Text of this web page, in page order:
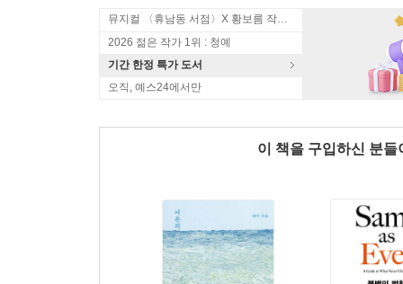
뮤지컬 〈휴남동 서점〉X 황보름 작가 북토크
2026 젊은 작가 1위 : 청예
기간 한정 특가 도서
오직, 예스24에서만
이 책을 구입하신 분